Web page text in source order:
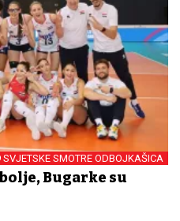
SMOTRE ODBOJKAŠICA
Bugarke su